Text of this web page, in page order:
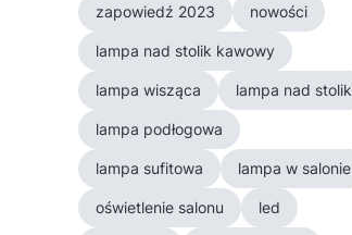
zapowiedź 2023 nowości
lampa nad stolik kawowy
lampa wisząca lampa nad stolik
lampa podłogowa
lampa sufitowa lampa w salonie
oświetlenie salonu led